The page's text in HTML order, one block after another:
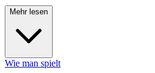
Mehr lesen
Wie man spielt